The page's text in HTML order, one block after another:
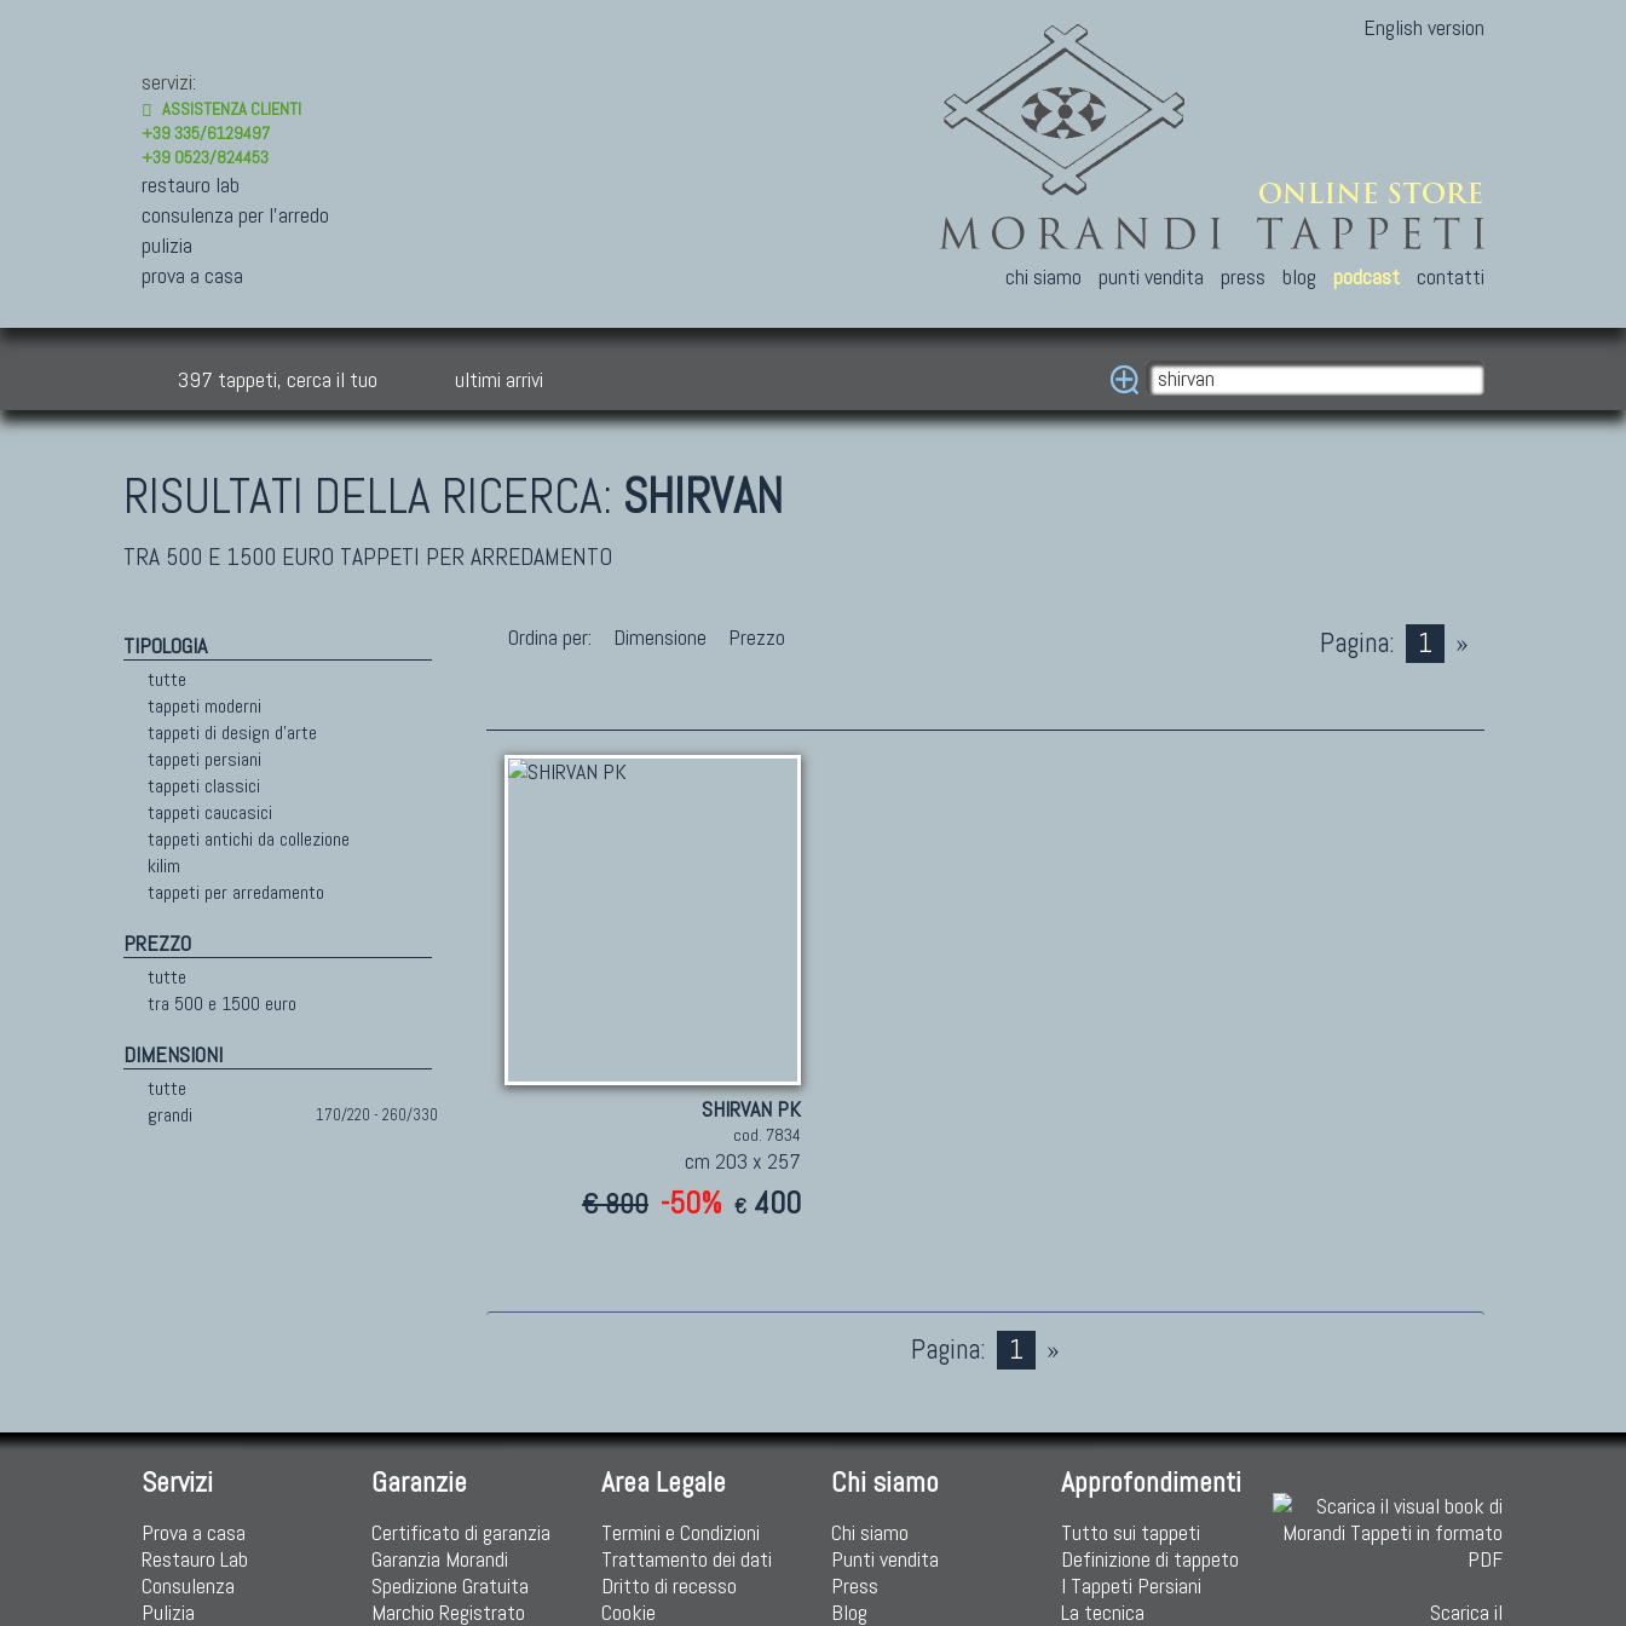
servizi:
ASSISTENZA CLIENTI
+39 335/6129497
+39 0523/824453
restauro lab
consulenza per l'arredo
pulizia
prova a casa
English version
chi siamo punti vendita press blog podcast contatti
397 tappeti, cerca il tuo ultimi arrivi
RISULTATI DELLA RICERCA: SHIRVAN
TRA 500 E 1500 EURO TAPPETI PER ARREDAMENTO
TIPOLOGIA
tutte
tappeti moderni
tappeti di design d'arte
tappeti persiani
tappeti classici
tappeti caucasici
tappeti antichi da collezione
kilim
tappeti per arredamento
PREZZO
tutte
tra 500 e 1500 euro
DIMENSIONI
tutte
grandi
170/220 - 260/330
Ordina per: Dimensione Prezzo Pagina: 1 »
SHIRVAN PK
cod. 7834
cm 203 x 257
€ 800 -50% € 400
Pagina: 1 »
Servizi
Prova a casa
Restauro Lab
Consulenza
Pulizia
Garanzie
Certificato di garanzia
Garanzia Morandi
Spedizione Gratuita
Marchio Registrato
Area Legale
Termini e Condizioni
Trattamento dei dati
Dritto di recesso
Cookie
Chi siamo
Chi siamo
Punti vendita
Press
Blog
Approfondimenti
Tutto sui tappeti
Definizione di tappeto
I Tappeti Persiani
La tecnica
Scarica il